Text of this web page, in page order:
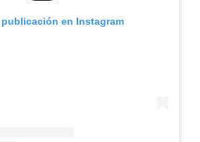
publicación en Instagram